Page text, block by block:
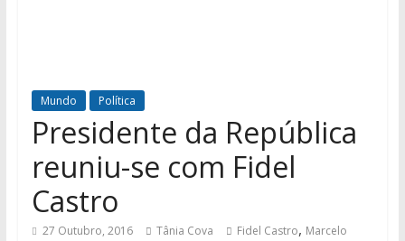
Mundo Política
Presidente da República
reuniu-se com Fidel
Castro
27 Outubro, 2016 Tânia Cova Fidel Castro, Marcelo